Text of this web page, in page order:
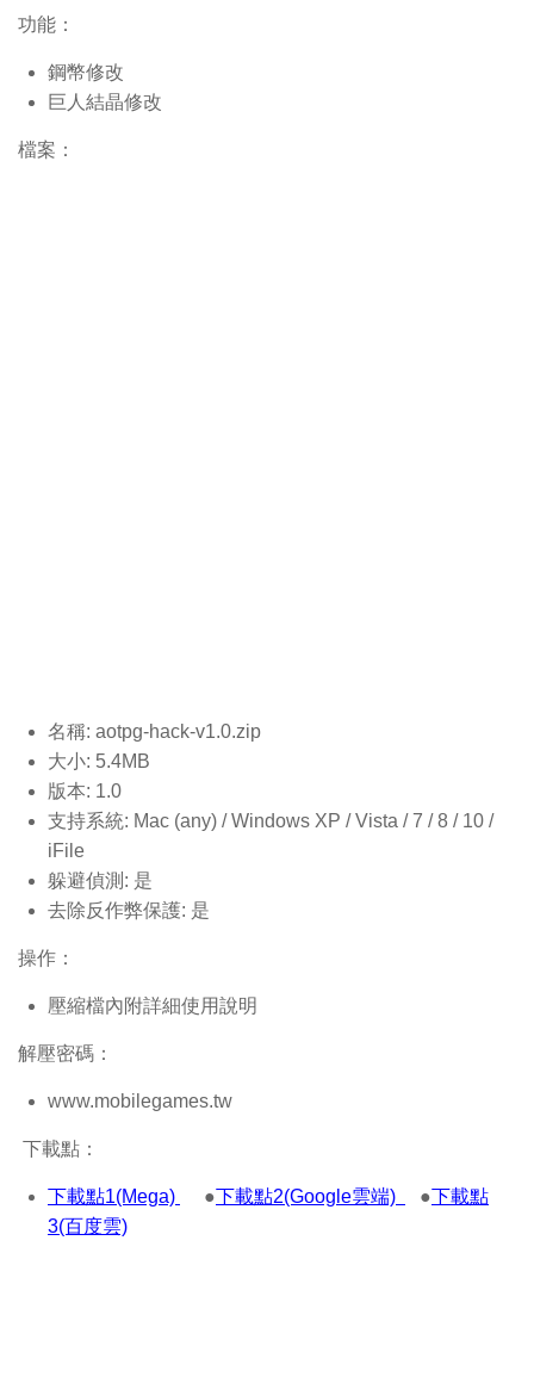
功能：
鋼幣修改
巨人結晶修改
檔案：
名稱: aotpg-hack-v1.0.zip
大小: 5.4MB
版本: 1.0
支持系統: Mac (any) / Windows XP / Vista / 7 / 8 / 10 /
iFile
躲避偵測: 是
去除反作弊保護: 是
操作：
壓縮檔內附詳細使用說明
解壓密碼：
www.mobilegames.tw
下載點：
下載點1(Mega) ● 下載點2(Google雲端) ● 下載點
3(百度雲)